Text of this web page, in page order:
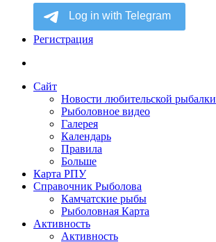
Регистрация
Сайт
Новости любительской рыбалки
Рыболовное видео
Галерея
Календарь
Правила
Больше
Карта РПУ
Справочник Рыболова
Камчатские рыбы
Рыболовная Карта
Активность
Активность